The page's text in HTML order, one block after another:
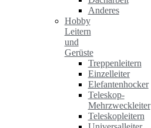
Anderes
Hobby
Leitern
und
Gerüste
Treppenleitern
Einzelleiter
Elefantenhocker
Teleskop-
Mehrzweckleiter
Teleskopleitern